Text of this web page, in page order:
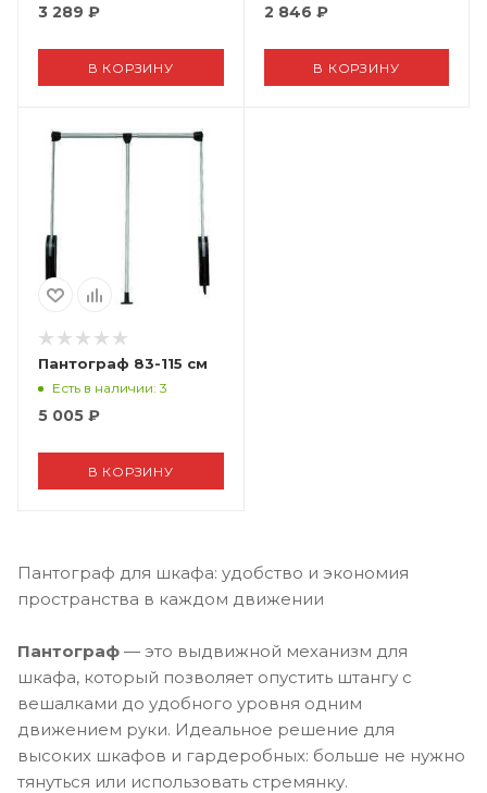
3 289 ₽
В КОРЗИНУ
2 846 ₽
В КОРЗИНУ
Пантограф 83-115 см
Есть в наличии: 3
5 005 ₽
В КОРЗИНУ
Пантограф для шкафа: удобство и экономия
пространства в каждом движении
Пантограф — это выдвижной механизм для
шкафа, который позволяет опустить штангу с
вешалками до удобного уровня одним
движением руки. Идеальное решение для
высоких шкафов и гардеробных: больше не нужно
тянуться или использовать стремянку.